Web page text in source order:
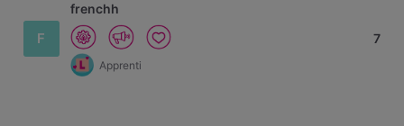
F
frenchh
Apprenti
7